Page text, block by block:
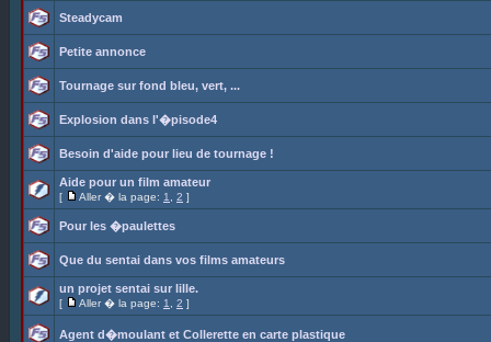
Steadycam
Petite annonce
Tournage sur fond bleu, vert, ...
Explosion dans l'�pisode4
Besoin d'aide pour lieu de tournage !
Aide pour un film amateur
[ Aller � la page: 1 2 ]
Pour les �paulettes
Que du sentai dans vos films amateurs
un projet sentai sur lille.
[ Aller � la page: 1 2 ]
Agent d�moulant et Collerette en carte plastique